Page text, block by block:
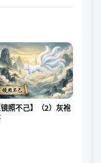
镜照不己】（2）灰袍